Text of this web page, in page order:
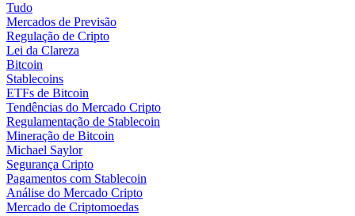
Tudo
Mercados de Previsão
Regulação de Cripto
Lei da Clareza
Bitcoin
Stablecoins
ETFs de Bitcoin
Tendências do Mercado Cripto
Regulamentação de Stablecoin
Mineração de Bitcoin
Michael Saylor
Segurança Cripto
Pagamentos com Stablecoin
Análise do Mercado Cripto
Mercado de Criptomoedas